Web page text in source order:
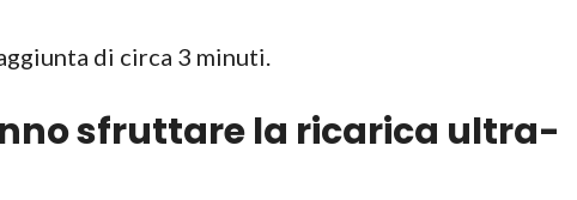
di circa 3 minuti.
sfruttare la ricarica ultra-